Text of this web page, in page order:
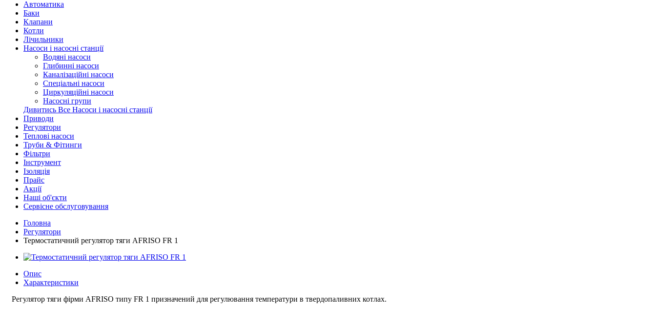
Автоматика
Баки
Клапани
Котли
Лічильники
Насоси і насосні станції
Водяні насоси
Глибинні насоси
Каналізаційні насоси
Спеціальні насоси
Циркуляційні насоси
Насосні групи
Дивитись Все Насоси і насосні станції
Приводи
Регулятори
Теплові насоси
Труби & Фітинги
Фільтри
Інструмент
Ізоляція
Прайс
Акції
Наші об'єкти
Сервісне обслуговування
Головна
Регулятори
Термостатичний регулятор тяги AFRISO FR 1
Опис
Характеристики
Регулятор тяги фірми AFRISO типу FR 1 призначений для регулювання температури в твердопаливних котлах.